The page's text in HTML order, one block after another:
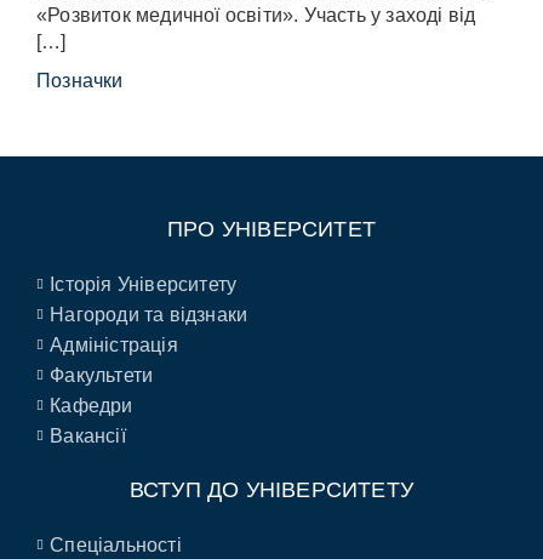
«Розвиток медичної освіти». Участь у заході від
[…]
Позначки
ПРО УНІВЕРСИТЕТ
Історія Університету
Нагороди та відзнаки
Адміністрація
Факультети
Кафедри
Вакансії
ВСТУП ДО УНІВЕРСИТЕТУ
Спеціальності